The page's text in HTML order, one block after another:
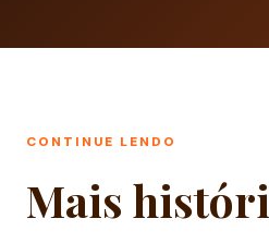
CONTINUE LENDO
Mais